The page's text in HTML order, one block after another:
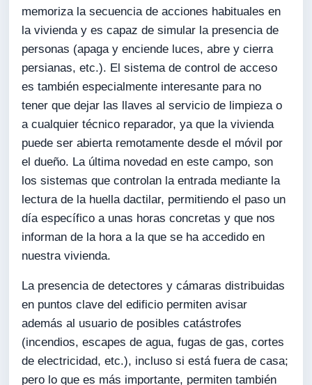
memoriza la secuencia de acciones habituales en
la vivienda y es capaz de simular la presencia de
personas (apaga y enciende luces, abre y cierra
persianas, etc.). El sistema de control de acceso
es también especialmente interesante para no
tener que dejar las llaves al servicio de limpieza o
a cualquier técnico reparador, ya que la vivienda
puede ser abierta remotamente desde el móvil por
el dueño. La última novedad en este campo, son
los sistemas que controlan la entrada mediante la
lectura de la huella dactilar, permitiendo el paso un
día específico a unas horas concretas y que nos
informan de la hora a la que se ha accedido en
nuestra vivienda.
La presencia de detectores y cámaras distribuidas
en puntos clave del edificio permiten avisar
además al usuario de posibles catástrofes
(incendios, escapes de agua, fugas de gas, cortes
de electricidad, etc.), incluso si está fuera de casa;
pero lo que es más importante, permiten también